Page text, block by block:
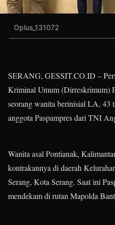
Oplus_131072
SERANG, GESSIT.CO.ID –
Kriminal Umum (Dirreskrimum)
seorang wanita berinisial LA, 43
anggota Paspampres dari TNI
Wanita asal Pontianak,
kontrakannya di daerah
Serang, Kota Serang. Saat ini
mendekam di rutan Mapolda